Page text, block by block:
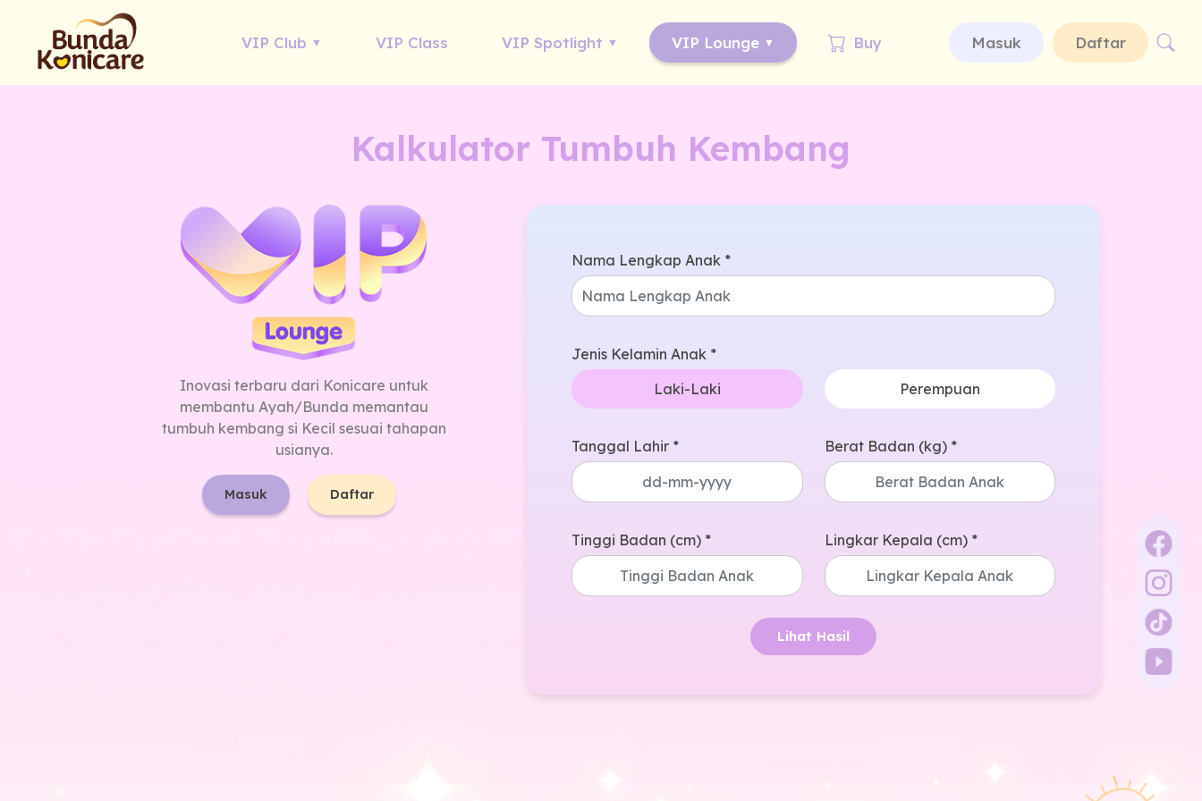
VIP Club VIP Class VIP Spotlight VIP Lounge Buy Masuk Daftar
Kalkulator Tumbuh Kembang
Inovasi terbaru dari Konicare untuk
membantu Ayah/Bunda memantau
tumbuh kembang si Kecil sesuai tahapan
usianya.
Masuk Daftar
Nama Lengkap Anak *
Jenis Kelamin Anak *
Laki-Laki
Perempuan
Tanggal Lahir * Berat Badan (kg) *
Tinggi Badan (cm) * Lingkar Kepala (cm) *
Lihat Hasil